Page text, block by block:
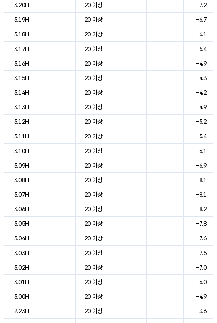
3.20H
20 이상
-7.2
3.19H
20 이상
-6.7
3.18H
20 이상
-6.1
3.17H
20 이상
-5.4
3.16H
20 이상
-4.9
3.15H
20 이상
-4.3
3.14H
20 이상
-4.2
3.13H
20 이상
-4.9
3.12H
20 이상
-5.2
3.11H
20 이상
-5.4
3.10H
20 이상
-6.1
3.09H
20 이상
-6.9
3.08H
20 이상
-8.1
3.07H
20 이상
-8.1
3.06H
20 이상
-8.2
3.05H
20 이상
-7.8
3.04H
20 이상
-7.6
3.03H
20 이상
-7.5
3.02H
20 이상
-7.0
3.01H
20 이상
-6.0
3.00H
20 이상
-4.9
2.23H
20 이상
-3.6